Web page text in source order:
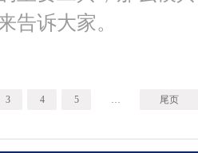
告诉大家。
3 4 5 … 尾页